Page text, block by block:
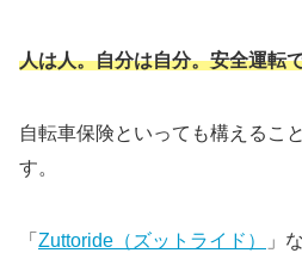
人は人。自分は自分。安全運転
自転車保険といっても構えるこ
す。
「 Zuttoride（ズットライド）
」